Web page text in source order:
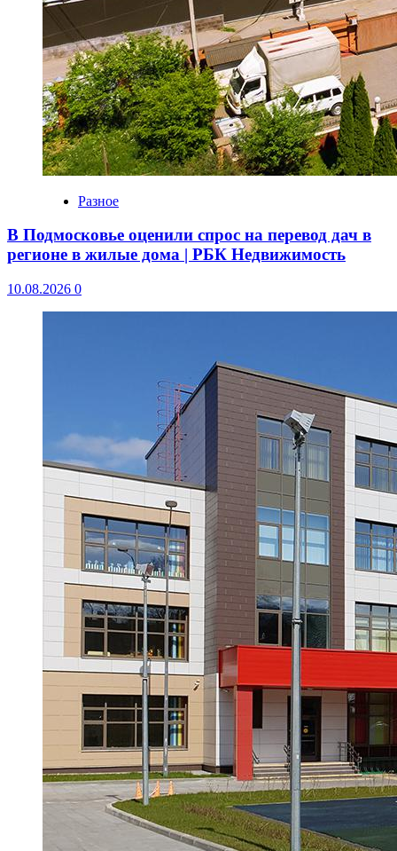
Разное
В Подмосковье оценили спрос на перевод дач в
регионе в жилые дома | РБК Недвижимость
10.08.2026 0